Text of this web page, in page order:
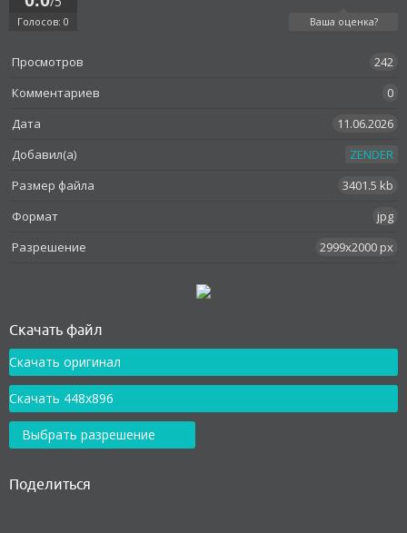
Голосов: 0 Ваша оценка?
Просмотров
242
Комментариев
0
Дата
11.06.2026
Добавил(а)
ZENDER
Размер файла
3401.5 kb
Формат
jpg
Разрешение
2999x2000 px
Скачать файл
Скачать оригинал
Скачать 448x896
Выбрать разрешение
Поделиться